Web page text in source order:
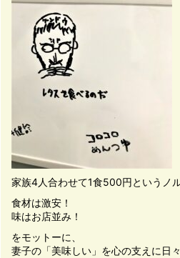
家族4人合わせて1食500円というノ
食材は激安！
味はお店並み！
をモットーに、
妻子の「美味しい」を心の支えに日